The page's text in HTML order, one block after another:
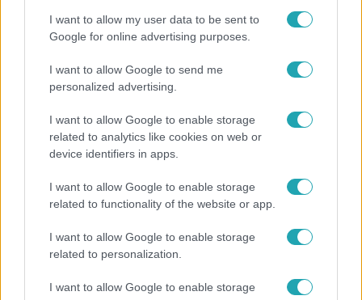
I want to allow my user data to be sent to
Google for online advertising purposes.
I want to allow Google to send me
personalized advertising.
I want to allow Google to enable storage
related to analytics like cookies on web or
device identifiers in apps.
I want to allow Google to enable storage
related to functionality of the website or app.
I want to allow Google to enable storage
related to personalization.
I want to allow Google to enable storage
Cápák között
2023. február 12. 19:30
Moldován Andrást inspirálták a babaruhák: a
Cápa fejben már leforgatta a Tente legújabb
Csukovics Brigitta és Fodor-Magyar Dorina a designer